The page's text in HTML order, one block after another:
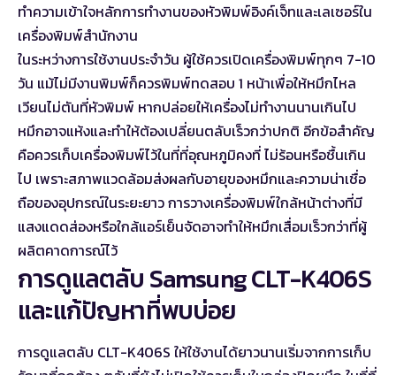
ทำความเข้าใจหลักการทำงานของหัวพิมพ์อิงค์เจ็ทและเลเซอร์ใน
เครื่องพิมพ์สำนักงาน
ในระหว่างการใช้งานประจำวัน ผู้ใช้ควรเปิดเครื่องพิมพ์ทุกๆ 7-10
วัน แม้ไม่มีงานพิมพ์ก็ควรพิมพ์ทดสอบ 1 หน้าเพื่อให้หมึกไหล
เวียนไม่ตันที่หัวพิมพ์ หากปล่อยให้เครื่องไม่ทำงานนานเกินไป
หมึกอาจแห้งและทำให้ต้องเปลี่ยนตลับเร็วกว่าปกติ อีกข้อสำคัญ
คือควรเก็บเครื่องพิมพ์ไว้ในที่ที่อุณหภูมิคงที่ ไม่ร้อนหรือชื้นเกิน
ไป เพราะสภาพแวดล้อมส่งผลกับอายุของหมึกและความน่าเชื่อ
ถือของอุปกรณ์ในระยะยาว การวางเครื่องพิมพ์ใกล้หน้าต่างที่มี
แสงแดดส่องหรือใกล้แอร์เย็นจัดอาจทำให้หมึกเสื่อมเร็วกว่าที่ผู้
ผลิตคาดการณ์ไว้
การดูแลตลับ Samsung CLT-K406S
และแก้ปัญหาที่พบบ่อย
การดูแลตลับ CLT-K406S ให้ใช้งานได้ยาวนานเริ่มจากการเก็บ